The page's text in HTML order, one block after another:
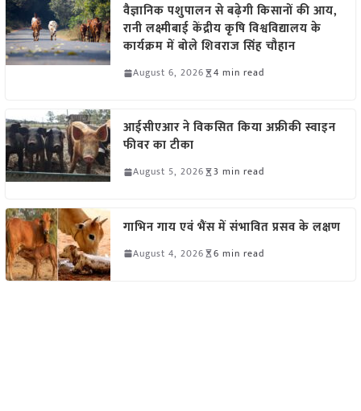
वैज्ञानिक पशुपालन से बढ़ेगी किसानों की आय,
रानी लक्ष्मीबाई केंद्रीय कृषि विश्वविद्यालय के
कार्यक्रम में बोले शिवराज सिंह चौहान
August 6, 2026 4 min read
आईसीएआर ने विकसित किया अफ्रीकी स्वाइन
फीवर का टीका
August 5, 2026 3 min read
गाभिन गाय एवं भैंस में संभावित प्रसव के लक्षण
August 4, 2026 6 min read